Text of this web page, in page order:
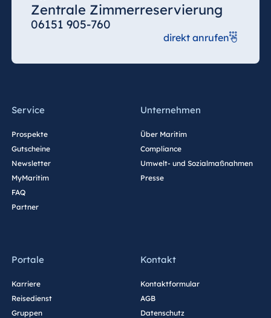
Zentrale Zimmerreservierung
06151 905-760
direkt anrufen
Service
Prospekte
Gutscheine
Newsletter
MyMaritim
FAQ
Partner
Unternehmen
Über Maritim
Compliance
Umwelt- und Sozialmaßnahmen
Presse
Portale
Karriere
Reisedienst
Gruppen
Kontakt
Kontaktformular
AGB
Datenschutz